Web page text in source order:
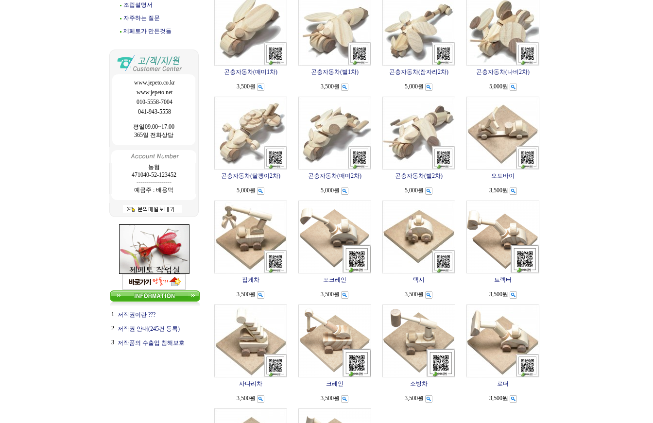
조립설명서
자주하는 질문
제페토가 만든것들
www.jepeto.co.kr
www.jepeto.net
010-5558-7004
041-943-5558
평일09:00~17:00
365일 전화상담
농협
471040-52-123452
------------------
예금주 : 배용덕
1 저작권이란 ???
2 저작권 안내(245건 등록)
3 저작품의 수출입 침해보호
곤충자동차(매미1차)
3,500원
곤충자동차(벌1차)
3,500원
곤충자동차(잠자리2차)
5,000원
곤충자동차(나비2차)
5,000원
곤충자동차(달팽이2차)
5,000원
곤충자동차(매미2차)
5,000원
곤충자동차(벌2차)
5,000원
오토바이
3,500원
집게차
3,500원
포크레인
3,500원
택시
3,500원
트렉터
3,500원
사다리차
3,500원
크레인
3,500원
소방차
3,500원
로더
3,500원